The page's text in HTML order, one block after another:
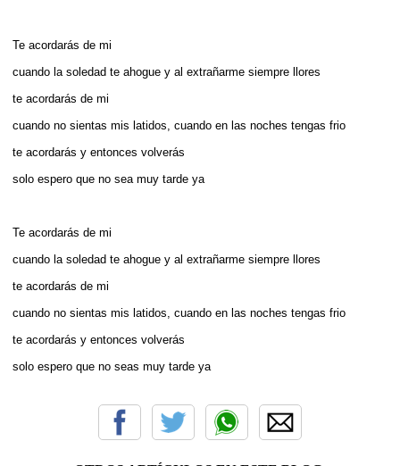
Te acordarás de mi
cuando la soledad te ahogue y al extrañarme siempre llores
te acordarás de mi
cuando no sientas mis latidos, cuando en las noches tengas frio
te acordarás y entonces volverás
solo espero que no sea muy tarde ya
Te acordarás de mi
cuando la soledad te ahogue y al extrañarme siempre llores
te acordarás de mi
cuando no sientas mis latidos, cuando en las noches tengas frio
te acordarás y entonces volverás
solo espero que no seas muy tarde ya